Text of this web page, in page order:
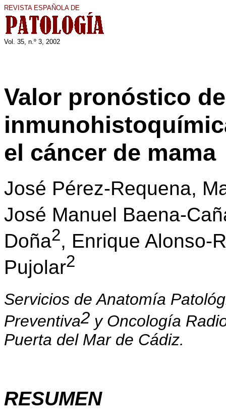
REVISTA ESPAÑOLA DE
Vol. 35, n.º 3, 2002
Valor pronóstico
el cáncer de mama
José Pérez-Requena,
José Manuel Baena-
Doña2, Enrique Alonso-
Pujolar2
Servicios de Anatomía
Preventiva2 y Oncología
Puerta del Mar de Cádiz.
RESUMEN